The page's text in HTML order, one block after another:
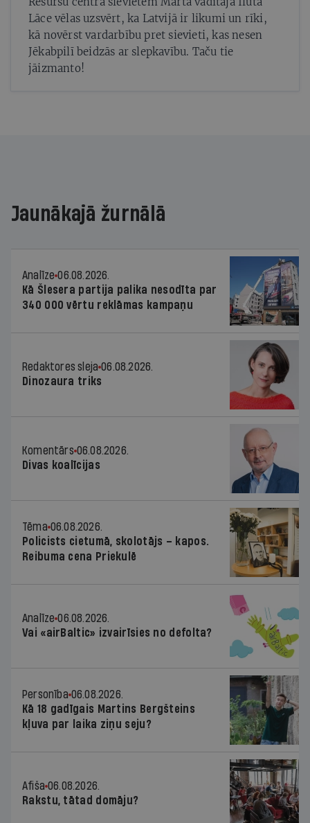
Lāce vēlas uzsvērt, ka Latvijā ir likumi un rīki,
kā novērst vardarbību pret sievieti, kas nesen
Jēkabpilī beidzās ar slepkavību. Taču tie
jāizmanto!
Jaunākajā žurnālā
Analīze 06.08.2026.
Kā Šlesera partija palika nesodīta par
340 000 vērtu reklāmas kampaņu
Redaktores sleja 06.08.2026.
Dinozaura triks
Komentārs 06.08.2026.
Divas koalīcijas
Tēma 06.08.2026.
Policists cietumā, skolotājs – kapos.
Reibuma cena Priekulē
Analīze 06.08.2026.
Vai «airBaltic» izvairīsies no defolta?
Personība 06.08.2026.
Kā 18 gadīgais Martins Bergšteins
kļuva par laika ziņu seju?
Afiša 06.08.2026.
Rakstu, tātad domāju?